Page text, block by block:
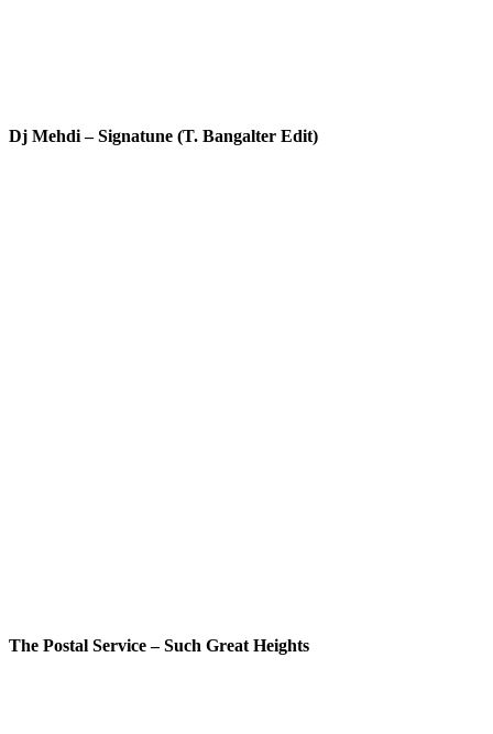
Dj Mehdi – Signatune (T. Bangalter Edit)
The Postal Service – Such Great Heights